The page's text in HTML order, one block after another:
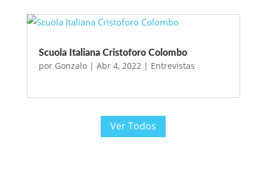
Scuola Italiana Cristoforo Colombo
por Gonzalo| Abr 4, 2022 | Entrevistas
Ver Todos